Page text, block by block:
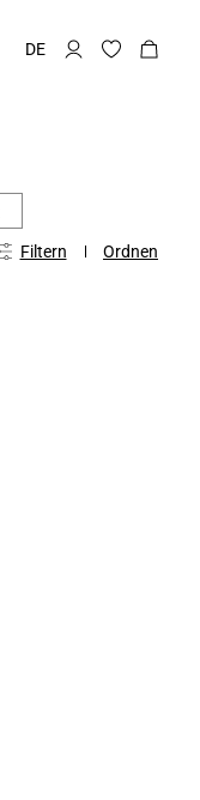
DE
Filtern Ordnen